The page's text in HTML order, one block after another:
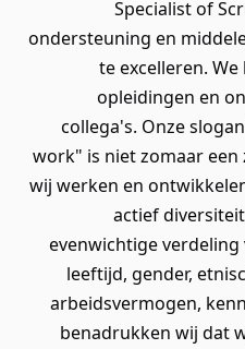
Specialist of
ondersteuning en
te excelleren.
opleidingen en
collega's. Onze
work" is niet zomaar een
wij werken en
actief
evenwichtige
leeftijd, gender,
arbeidsvermogen,
benadrukken wij dat